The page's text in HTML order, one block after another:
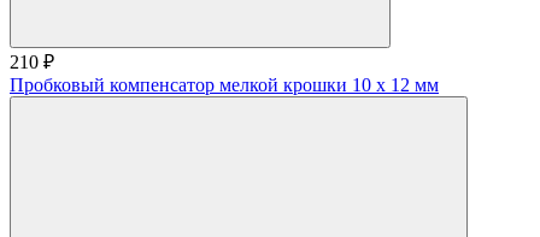
210 ₽
Пробковый компенсатор мелкой крошки 10 х 12 мм